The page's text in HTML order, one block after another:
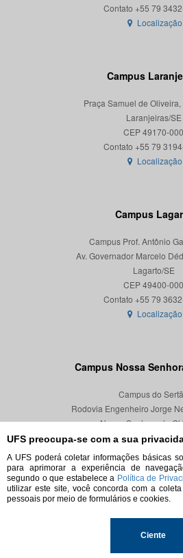
UFS preocupa-se com a sua
A UFS poderá coletar informações básicas
para aprimorar a experiência de
segundo o que estabelece a Política de
utilizar este site, você concorda com a
pessoais por meio de formulários e cookies.
Ciente
Localização
Campus
Praça Samuel de Oliveira,
Laranjeiras/SE
CEP 49170-000
Localização
Campus
Campus Prof. Antônio
Av. Governador Marcelo
Lagarto/SE
CEP 49400-000
Localização
Campus Nossa
Campus do
Rodovia Engenheiro Jorge
Nossa Senhora da
CEP 49680-000
Localização
© 2026. Todos os direitos